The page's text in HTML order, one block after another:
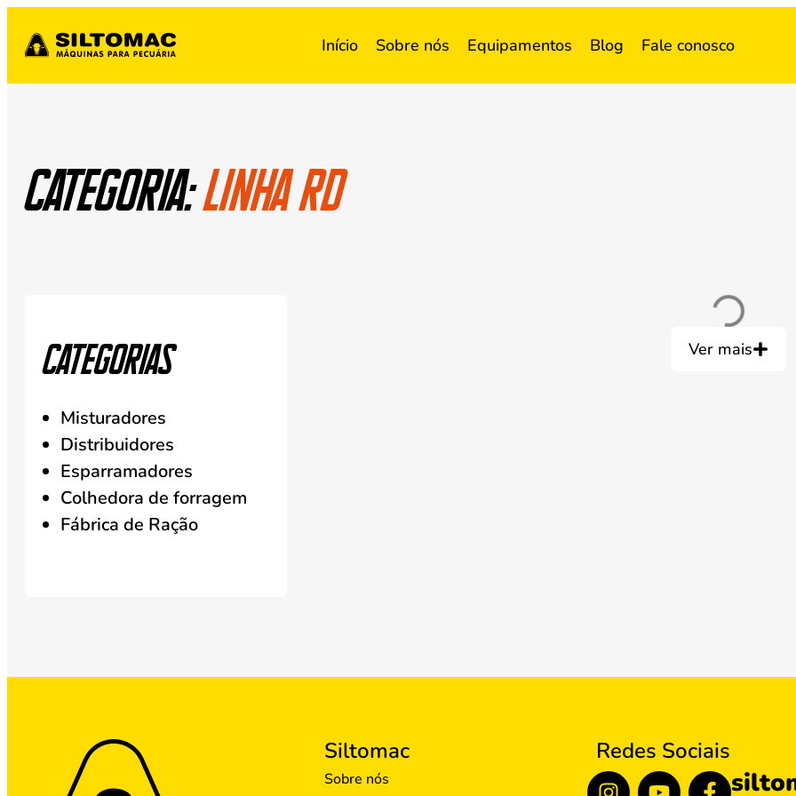
Início Sobre nós Equipamentos Blog Fale conosco
Categoria:Linha RD
Categorias
Misturadores
Distribuidores
Esparramadores
Colhedora de forragem
Fábrica de Ração
Ver mais
Siltomac
Sobre nós
Redes Sociais